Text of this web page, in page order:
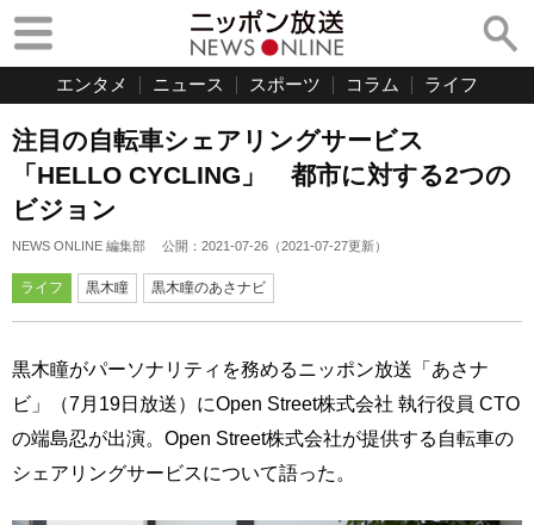
エンタメ ニュース スポーツ コラム ライフ
注目の自転車シェアリングサービス
「HELLO CYCLING」 都市に対する2つの
ビジョン
NEWS ONLINE 編集部 公開： 2021-07-26 （2021-07-27更新）
ライフ 黒木瞳 黒木瞳のあさナビ
黒木瞳がパーソナリティを務めるニッポン放送「あさナ
ビ」（7月19日放送）にOpen Street株式会社 執行役員 CTO
の端島忍が出演。Open Street株式会社が提供する自転車の
シェアリングサービスについて語った。